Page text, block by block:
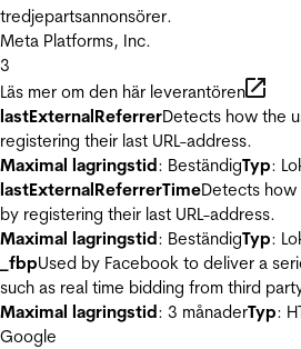
tredjepartsannonsörer.
Meta Platforms, Inc.
3
Läs mer om den här leverantören
lastExternalReferrerDetects how the
registering their last URL-address.
Maximal lagringstid: BeständigTyp:
lastExternalReferrerTimeDetects
by registering their last URL-address.
Maximal lagringstid: BeständigTyp:
_fbpUsed by Facebook to deliver a
such as real time bidding from third
Maximal lagringstid: 3 månaderTyp:
Google